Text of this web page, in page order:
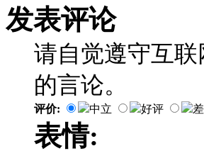
发表评论
请自觉遵守互
的言论。
评价: 中立 好评
表情: